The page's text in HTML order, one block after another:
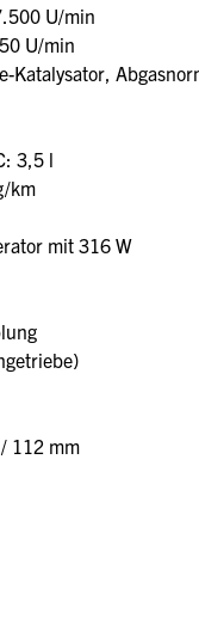
U/min
U/min
Katalysator,
3,5 l
km
mit 316 W
112 mm